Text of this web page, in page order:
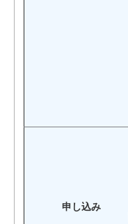
申し込み